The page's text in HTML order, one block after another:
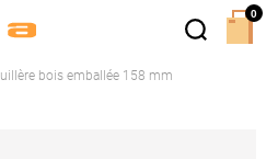
bois emballée 158 mm
0